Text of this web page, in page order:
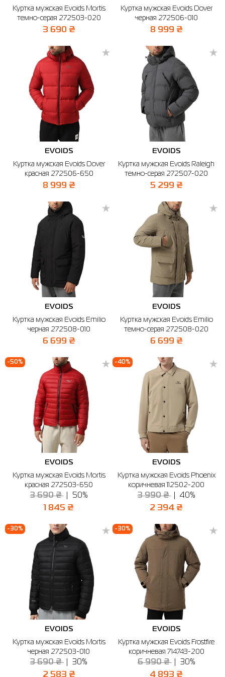
Рубашки
Футболки
Шорты
Фитнес и йога
Skechers
Under Armour
Полуботинки
Куртка мужская Evoids Mortis
темно-серая 272503-020
3 690 ₴
Куртка мужская Evoids Dover
черная 272506-010
8 999 ₴
EVOIDS
Куртка мужская Evoids Dover
красная 272506-650
8 999 ₴
EVOIDS
Куртка мужская Evoids Raleigh
темно-серая 272507-020
5 299 ₴
EVOIDS
Куртка мужская Evoids Emilio
черная 272508-010
6 699 ₴
EVOIDS
Куртка мужская Evoids Emilio
темно-серая 272508-020
6 699 ₴
-50%
EVOIDS
Куртка мужская Evoids Mortis
красная 272503-650
3 690 ₴ 50%
1 845 ₴
-40%
EVOIDS
Куртка мужская Evoids Phoenix
коричневая 112502-200
3 990 ₴ 40%
2 394 ₴
-30%
EVOIDS
Куртка мужская Evoids Mortis
черная 272503-010
3 690 ₴ 30%
2 583 ₴
-30%
EVOIDS
Куртка мужская Evoids Frostfire
коричневая 714743-200
6 990 ₴ 30%
4 893 ₴